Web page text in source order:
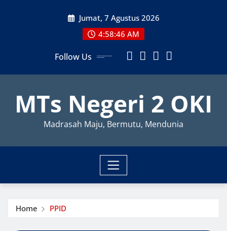
Jumat, 7 Agustus 2026
4:58:46 AM
Follow Us
MTs Negeri 2 OKI
Madrasah Maju, Bermutu, Mendunia
Home PPID